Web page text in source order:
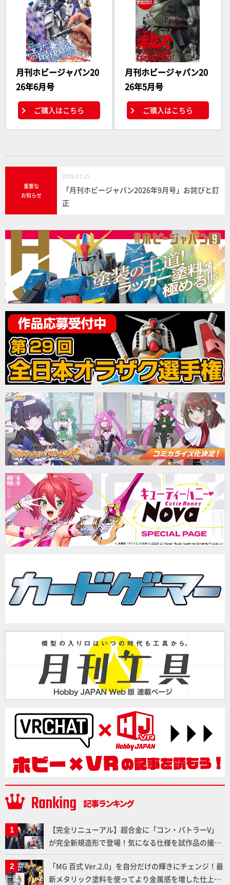
月刊ホビージャパン20
26年6月号
ご購入はこちら
月刊ホビージャパン20
26年5月号
ご購入はこちら
重要な
お知らせ
2026.07.25
「月刊ホビージャパン2026年9月号」お詫びと訂
正
【完全リニューアル】超合金に「コン・バトラーV」
が完全新規造形で登場！気になる仕様を試作品の撮り
下ろしでご紹介!!さらに「大鉄人17」＆「ワンエイ
ト」セット情報もお届け！【超合金の魂】
「MG 百式 Ver.2.0」を自分だけの輝きにチェンジ！最
新メタリック塗料を使ってより金属感を増した仕上が